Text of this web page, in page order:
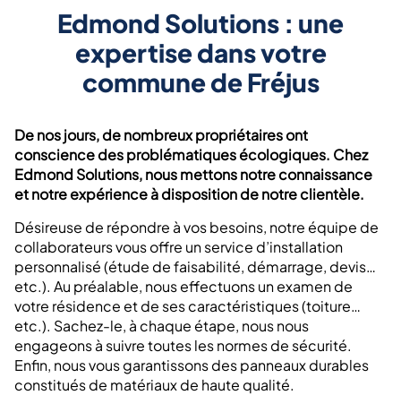
Edmond Solutions : une
expertise dans votre
commune de Fréjus
De nos jours, de nombreux propriétaires ont
conscience des problématiques écologiques. Chez
Edmond Solutions, nous mettons notre connaissance
et notre expérience à disposition de notre clientèle.
Désireuse de répondre à vos besoins, notre équipe de
collaborateurs vous offre un service d’installation
personnalisé (étude de faisabilité, démarrage, devis…
etc.). Au préalable, nous effectuons un examen de
votre résidence et de ses caractéristiques (toiture…
etc.). Sachez-le, à chaque étape, nous nous
engageons à suivre toutes les normes de sécurité.
Enfin, nous vous garantissons des panneaux durables
constitués de matériaux de haute qualité.